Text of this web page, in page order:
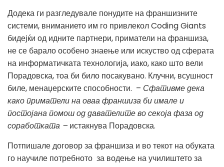
Додека ги разгледувале понудите на франшизните
системи, вниманието им го привлекол Coding Giants
бидејќи од идните партнери, приматели на франшиза,
не се барало особено знаење или искуство од сферата
на информатичката технологија, иако, како што вели
Порадовска, тоа би било посакувано. Клучни, всушност
биле, менаџерските способности. – Сфативме дека
како приматели на оваа франшиза би имале и
постојана помош од давателите во секоја фаза од
соработката – истакнува Порадовска.
Потпишале договор за франшиза и во текот на обуката
го научиле потребното за водење на училиштето за